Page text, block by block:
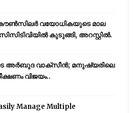
വയോധികയുടെ മാല
സിസിടിവിയില്‍ കുടുങ്ങി, അറസ്റ്റില്‍.
അര്‍ബുദ വാക്‌സീന്‍; മനുഷ്യരിലെ
വിജയം..
Manage Multiple